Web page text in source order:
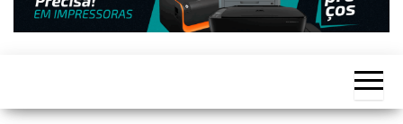
Goiânia